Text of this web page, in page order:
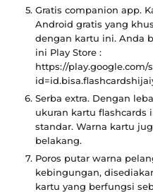
Gratis companion app.
Android gratis yang
dengan kartu ini. Anda
ini Play Store :
https://play.google.com/
Serba extra. Dengan
ukuran kartu flashcards
standar. Warna kartu
belakang.
Poros putar warna
kebingungan,
kartu yang berfungsi